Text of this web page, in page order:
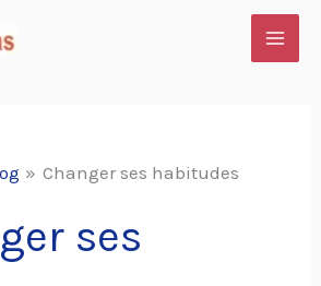
Changer ses habitudes
ses